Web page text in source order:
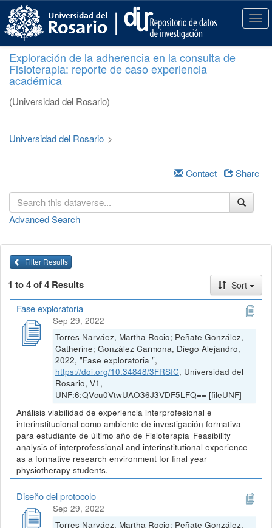
p
T
o
g
t
Exploración de la adherencia en la consulta de
Fisioterapia: reporte de caso experiencia
académica
(Universidad del Rosario)
Universidad del Rosario >
Contact Share
Advanced Search
Filter Results
1 to 4 of 4 Results Sort
Fase exploratoria
Sep 29, 2022
Torres Narváez, Martha Rocio; Peñate González,
Catherine; González Carmona, Diego Alejandro,
2022, "Fase exploratoria ",
https://doi.org/10.34848/3FRSIC, Universidad del
Rosario, V1,
UNF:6:QVcu0VtwUAO36J3VDF5LFQ== [fileUNF]
Análisis viabilidad de experiencia interprofesional e
interinstitucional como ambiente de investigación formativa
para estudiante de último año de Fisioterapia Feasibility
analysis of interprofessional and interinstitutional experience
as a formative research environment for final year
physiotherapy students.
Diseño del protocolo
Sep 29, 2022
Torres Narváez, Martha Rocio; Peñate González,